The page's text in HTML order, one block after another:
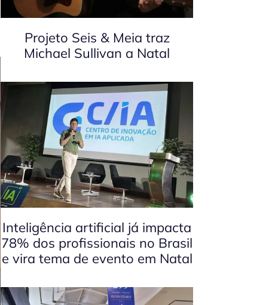
Projeto Seis & Meia traz
Michael Sullivan a Natal
Inteligência artificial já impacta
78% dos profissionais no Brasil
e vira tema de evento em Natal